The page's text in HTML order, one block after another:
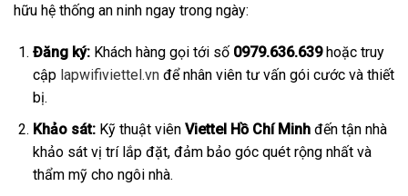
hữu hệ thống an ninh ngay trong ngày:
Đăng ký:Khách hàng gọi tới số 0979.636.639hoặc truy
cập lapwifiviettel.vnđể nhân viên tư vấn gói cước và thiết
bị.
Khảo sát:Kỹ thuật viên Viettel Hồ Chí Minhđến tận nhà
khảo sát vị trí lắp đặt, đảm bảo góc quét rộng nhất và
thẩm mỹ cho ngôi nhà.